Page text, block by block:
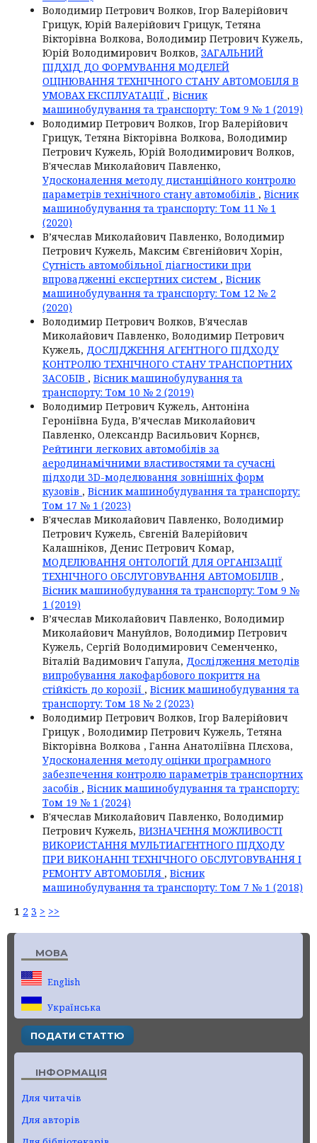
Володимир Петрович Волков, Ігор Валерійович
Грицук, Юрій Валерійович Грицук, Тетяна
Вікторівна Волкова, Володимир Петрович Кужель,
Юрій Володимирович Волков, ЗАГАЛЬНИЙ
ПІДХІД ДО ФОРМУВАННЯ МОДЕЛЕЙ
ОЦІНЮВАННЯ ТЕХНІЧНОГО СТАНУ АВТОМОБІЛЯ В
УМОВАХ ЕКСПЛУАТАЦІЇ , Вісник
машинобудування та транспорту: Том 9 № 1 (2019)
Володимир Петрович Волков, Ігор Валерійович
Грицук, Тетяна Вікторівна Волкова, Володимир
Петрович Кужель, Юрій Володимирович Волков,
В'ячеслав Миколайович Павленко,
Удосконалення методу дистанційного контролю
параметрів технічного стану автомобілів , Вісник
машинобудування та транспорту: Том 11 № 1
(2020)
В’ячеслав Миколайович Павленко, Володимир
Петрович Кужель, Максим Євгенійович Хорін,
Сутність автомобільної діагностики при
впровадженні експертних систем , Вісник
машинобудування та транспорту: Том 12 № 2
(2020)
Володимир Петрович Волков, В'ячеслав
Миколайович Павленко, Володимир Петрович
Кужель, ДОСЛІДЖЕННЯ АГЕНТНОГО ПІДХОДУ
КОНТРОЛЮ ТЕХНІЧНОГО СТАНУ ТРАНСПОРТНИХ
ЗАСОБІВ , Вісник машинобудування та
транспорту: Том 10 № 2 (2019)
Володимир Петрович Кужель, Антоніна
Героніївна Буда, В’ячеслав Миколайович
Павленко, Олександр Васильович Корнєв,
Рейтинги легкових автомобілів за
аеродинамічними властивостями та сучасні
підходи 3D-моделювання зовнішніх форм
кузовів , Вісник машинобудування та транспорту:
Том 17 № 1 (2023)
В'ячеслав Миколайович Павленко, Володимир
Петрович Кужель, Євгеній Валерійович
Калашніков, Денис Петрович Комар,
МОДЕЛЮВАННЯ ОНТОЛОГІЙ ДЛЯ ОРГАНІЗАЦІЇ
ТЕХНІЧНОГО ОБСЛУГОВУВАННЯ АВТОМОБІЛІВ ,
Вісник машинобудування та транспорту: Том 9 №
1 (2019)
В’ячеслав Миколайович Павленко, Володимир
Миколайович Мануйлов, Володимир Петрович
Кужель, Сергій Володимирович Семенченко,
Віталій Вадимович Гапула, Дослідження методів
випробування лакофарбового покриття на
стійкість до корозії , Вісник машинобудування та
транспорту: Том 18 № 2 (2023)
Володимир Петрович Волков, Ігор Валерійович
Грицук , Володимир Петрович Кужель, Тетяна
Вікторівна Волкова , Ганна Анатоліївна Плєхова,
Удосконалення методу оцінки програмного
забезпечення контролю параметрів транспортних
засобів , Вісник машинобудування та транспорту:
Том 19 № 1 (2024)
В'ячеслав Миколайович Павленко, Володимир
Петрович Кужель, ВИЗНАЧЕННЯ МОЖЛИВОСТІ
ВИКОРИСТАННЯ МУЛЬТИАГЕНТНОГО ПІДХОДУ
ПРИ ВИКОНАННІ ТЕХНІЧНОГО ОБСЛУГОВУВАННЯ І
РЕМОНТУ АВТОМОБІЛЯ , Вісник
машинобудування та транспорту: Том 7 № 1 (2018)
1 2 3 > >>
МОВА
English
Українська
ПОДАТИ СТАТТЮ
ІНФОРМАЦІЯ
Для читачів
Для авторів